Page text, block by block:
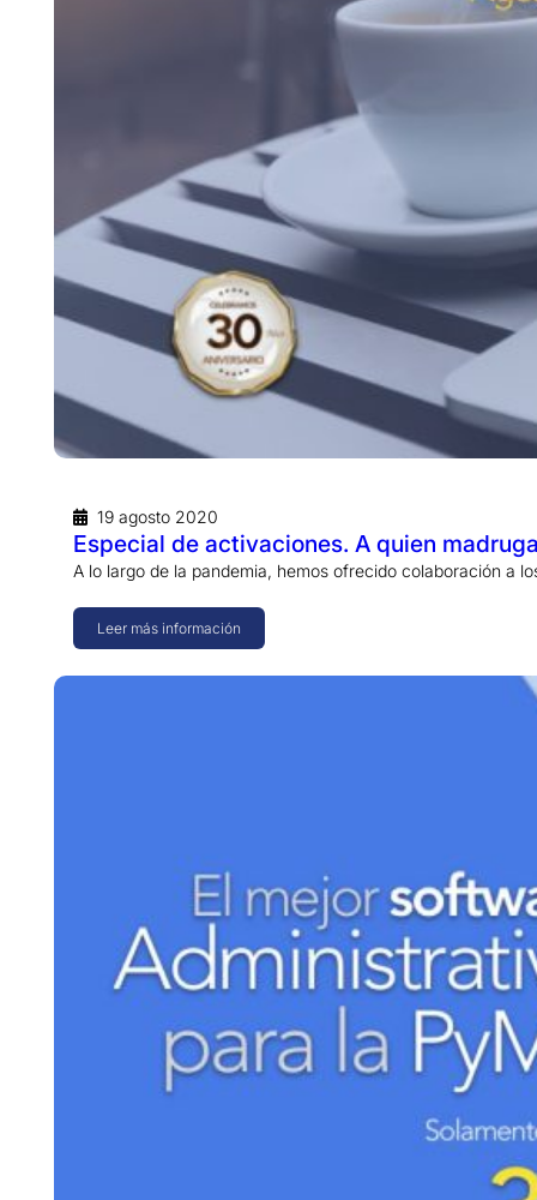
19 agosto 2020
Especial de activaciones. A quien
A lo largo de la pandemia, hemos ofrecido colaboración a
Leer más información